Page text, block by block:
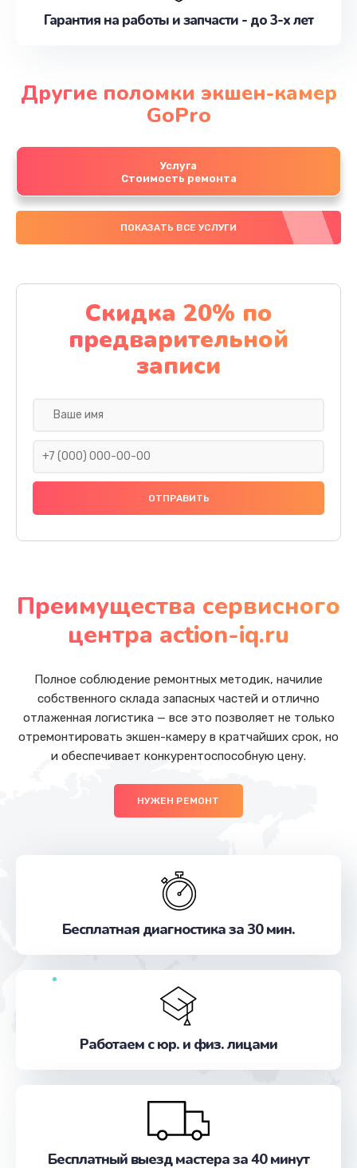
Гарантия на работы и запчасти - до 3-х лет
Другие поломки экшен-камер
GoPro
Услуга
Стоимость ремонта
ПОКАЗАТЬ ВСЕ УСЛУГИ
Скидка 20% по
предварительной
записи
Преимущества сервисного
центра action-iq.ru
Полное соблюдение ремонтных методик, начилие
собственного склада запасных частей и отлично
отлаженная логистика — все это позволяет не только
отремонтировать экшен-камеру в кратчайших срок, но
и обеспечивает конкурентоспособную цену.
НУЖЕН РЕМОНТ
Бесплатная диагностика за 30 мин.
Работаем с юр. и физ. лицами
Бесплатный выезд мастера за 40 минут